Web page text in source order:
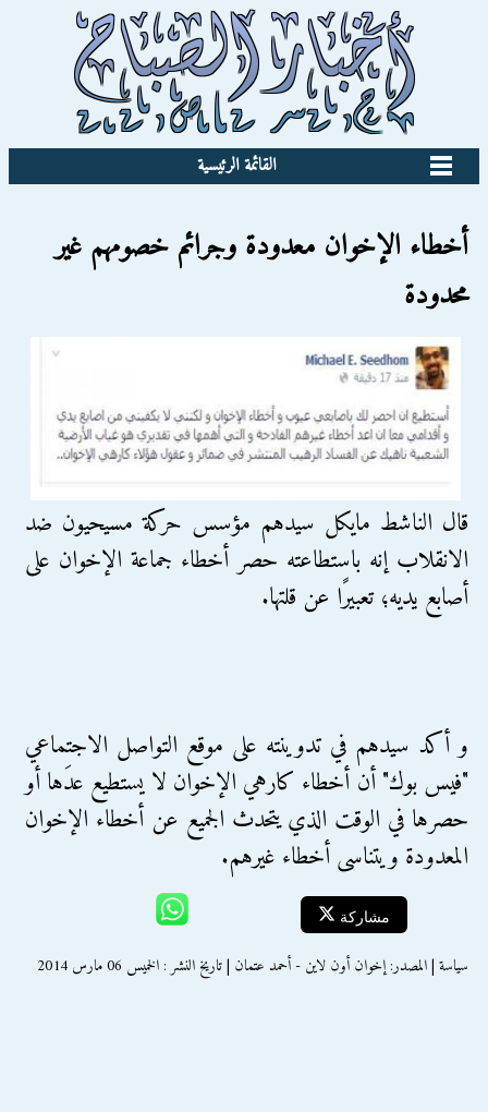
القائمة الرئيسية
أخطاء الإخوان معدودة وجرائم خصومهم غير
محدودة
قال الناشط مايكل سيدهم مؤسس حركة مسيحيون ضد
الانقلاب إنه باستطاعته حصر أخطاء جماعة الإخوان على
أصابع يديه؛ تعبيرًا عن قلتها.
و أكد سيدهم في تدوينته على موقع التواصل الاجتماعي
"فيس بوك" أن أخطاء كارهي الإخوان لا يستطيع عدَها أو
حصرها في الوقت الذي يتحدث الجميع عن أخطاء الإخوان
المعدودة ويتناسى أخطاء غيرهم.
مشاركة
سياسة | المصدر: إخوان أون لاين - أحمد عتمان | تاريخ النشر : الخميس 06 مارس 2014